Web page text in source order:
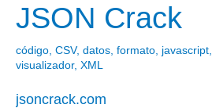
JSON Crack
código, CSV, datos, formato, javascript,
visualizador, XML
jsoncrack.com
JSON